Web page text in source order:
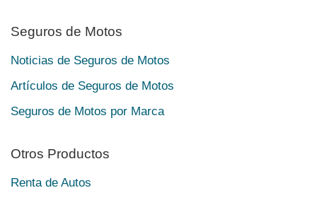
Seguros de Motos
Noticias de Seguros de Motos
Artículos de Seguros de Motos
Seguros de Motos por Marca
Otros Productos
Renta de Autos